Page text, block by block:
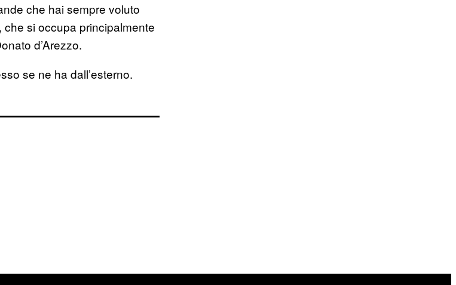
che hai sempre voluto
che si occupa principalmente
d’Arezzo.
se ne ha dall’esterno.